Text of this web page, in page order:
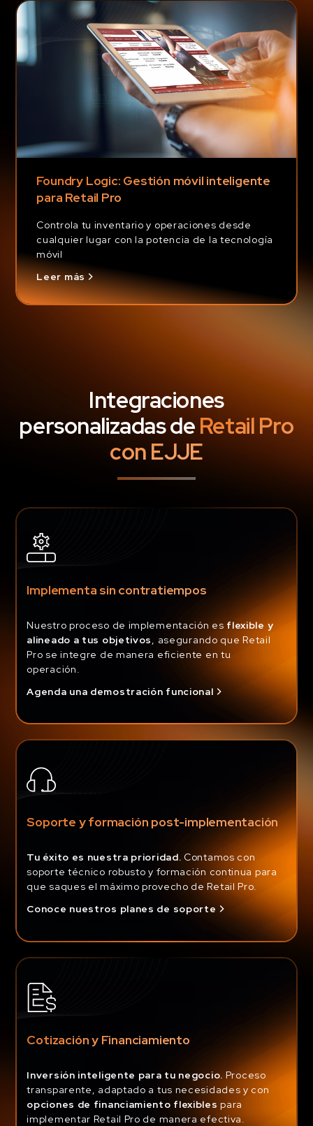
Foundry Logic: Gestión móvil inteligente
para Retail Pro
Controla tu inventario y operaciones desde
cualquier lugar con la potencia de la tecnología
móvil
Leer más
Integraciones
personalizadas deRetail Pro
con EJJE
Implementa sin contratiempos
Nuestro proceso de implementación es flexible y
alineado a tus objetivos, asegurando que Retail
Pro se integre de manera eficiente en tu
operación.
Agenda una demostración funcional
Soporte y formación post-implementación
Tu éxito es nuestra prioridad. Contamos con
soporte técnico robusto y formación continua para
que saques el máximo provecho de Retail Pro.
Conoce nuestros planes de soporte
Cotización y Financiamiento
Inversión inteligente para tu negocio. Proceso
transparente, adaptado a tus necesidades y con
opciones de financiamiento flexibles para
implementar Retail Pro de manera efectiva.